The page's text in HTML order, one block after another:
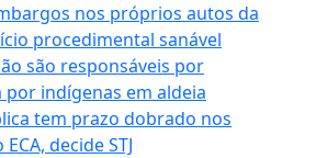
nos próprios autos da
procedimental sanável
são responsáveis por
indígenas em aldeia
tem prazo dobrado nos
decide STJ